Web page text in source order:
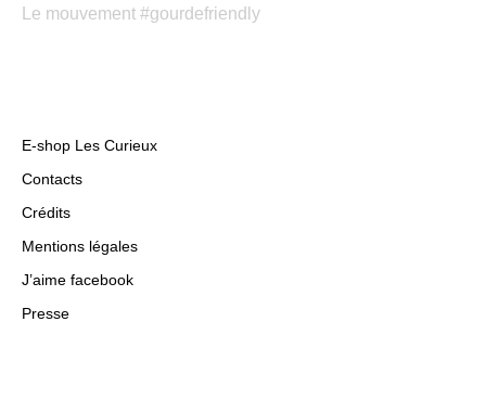
Le mouvement #gourdefriendly
E-shop Les Curieux
Contacts
Crédits
Mentions légales
J’aime facebook
Presse